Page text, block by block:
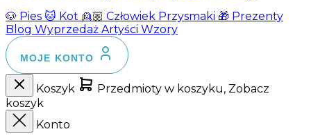
🐶 Pies 🐱 Kot 👱🏼 Człowiek Przysmaki 🎁 Prezenty
Blog Wyprzedaż Artyści Wzory
MOJE KONTO
Koszyk
Przedmioty w koszyku, Zobacz
koszyk
Konto